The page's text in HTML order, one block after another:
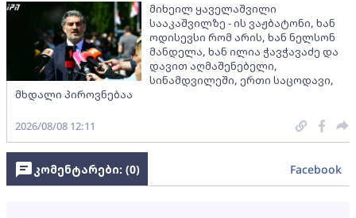
მიხეილ ყაველაშვილი
სააკაშვილზე - ის ვაჟბატონი, ხან
ოდისევსი რომ არის, ხან ნელსონ
მანდელა, ხან ილია ჭავჭავაძე და
დავით აღმაშენებელი,
სინამდვილეში, ერთი საცოდავი,
მხდალი პიროვნებაა
2026/08/08 12:11
კომენტარები: (0) Facebook